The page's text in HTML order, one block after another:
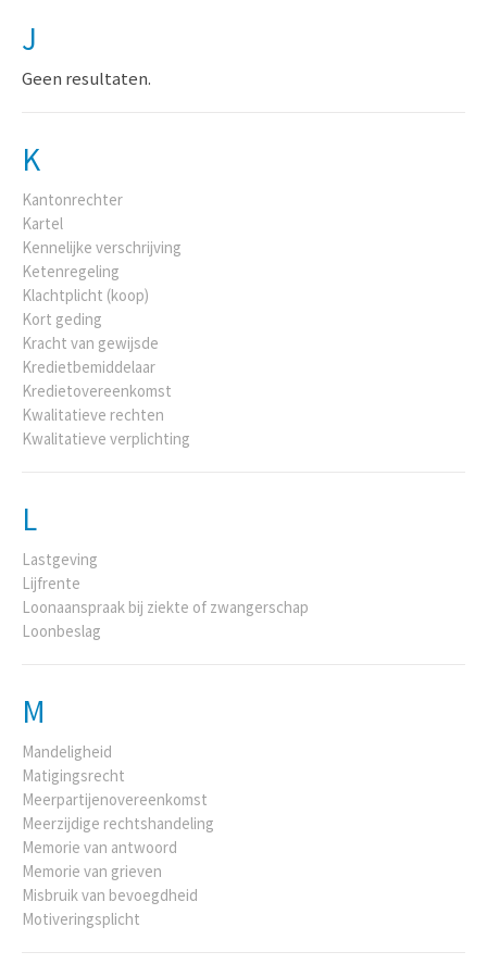
J
Geen resultaten.
K
Kantonrechter
Kartel
Kennelijke verschrijving
Ketenregeling
Klachtplicht (koop)
Kort geding
Kracht van gewijsde
Kredietbemiddelaar
Kredietovereenkomst
Kwalitatieve rechten
Kwalitatieve verplichting
L
Lastgeving
Lijfrente
Loonaanspraak bij ziekte of zwangerschap
Loonbeslag
M
Mandeligheid
Matigingsrecht
Meerpartijenovereenkomst
Meerzijdige rechtshandeling
Memorie van antwoord
Memorie van grieven
Misbruik van bevoegdheid
Motiveringsplicht